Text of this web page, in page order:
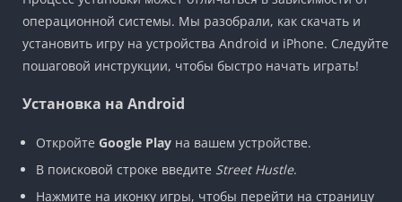
операционной системы. Мы разобрали, как скачать и
установить игру на устройства Android и iPhone. Следуйте
пошаговой инструкции, чтобы быстро начать играть!
Установка на Android
Откройте Google Play на вашем устройстве.
В поисковой строке введите Street Hustle.
Нажмите на иконку игры, чтобы перейти на страницу